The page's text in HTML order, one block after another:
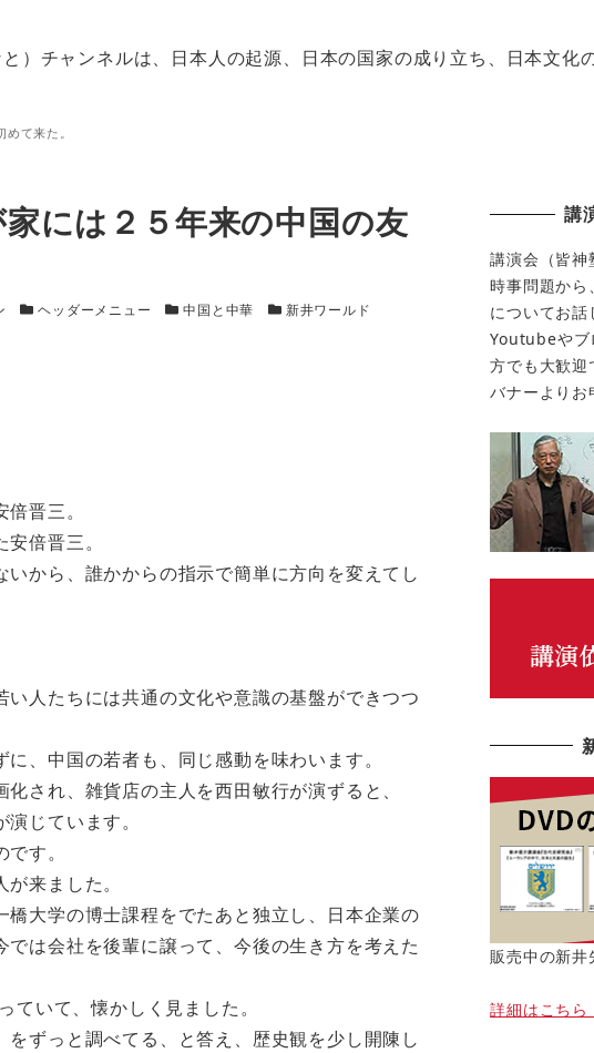
）チャンネルは、日本人の起源、日本の国家の成り立ち、日本文化
て来た。
には２５年来の中国の友
カテゴリー
ヘッダーメニュー カテゴリー
中国と中華 カテゴリー
新井ワールド
晋三。
倍晋三。
から、誰かからの指示で簡単に方向を変えてし
人たちには共通の文化や意識の基盤ができつつ
、中国の若者も、同じ感動を味わいます。
され、雑貨店の主人を西田敏行が演ずると、
じています。
す。
来ました。
大学の博士課程をでたあと独立し、日本企業の
は会社を後輩に譲って、今後の生き方を考えた
いて、懐かしく見ました。
ずっと調べてる、と答え、歴史観を少し開陳し
講
講演会（皆神
時事問題から
についてお話
Youtubeやブ
方でも大歓迎
バナーよりお
販売中の新井
詳細はこちら